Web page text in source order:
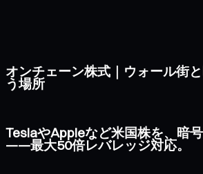
オンチェーン株式｜ウォール街
う場所
TeslaやAppleなど米国株を、暗
——最大50倍レバレッジ対応。